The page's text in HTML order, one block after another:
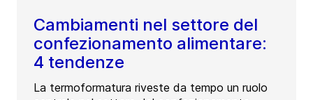
Toekomstlaan 51
2280 Grobbendonk
Belgium
Cambiamenti nel settore del
confezionamento alimentare:
4 tendenze
La termoformatura riveste da tempo un ruolo